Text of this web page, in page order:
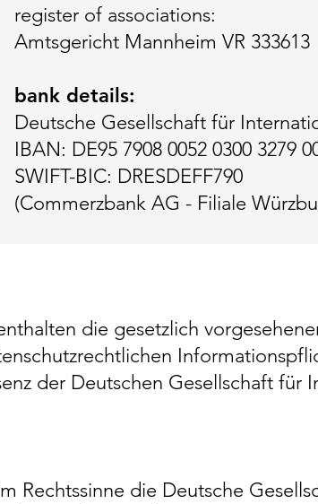
register of associations:
Amtsgericht Mannheim VR 333613
bank details:
Deutsche Gesellschaft für
IBAN: DE95 7908 0052 0300 3279
SWIFT-BIC: DRESDEFF790
(Commerzbank AG - Filiale
die gesetzlich
der Deutschen Gesellschaft für
Rechtssinne die Deutsche